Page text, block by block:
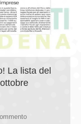
La lista del